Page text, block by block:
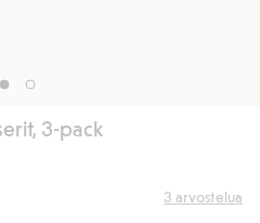
3-pack
luokitus: 3 arvostelua